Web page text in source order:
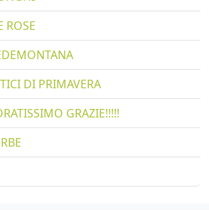
ROSE
DI PRIMAVERA
GRAZIE!!!!!